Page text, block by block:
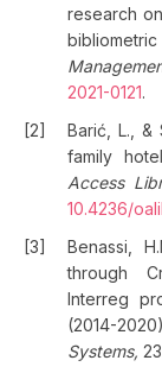
research
2021-0121.
Barić, L., &
family
Access
10.4236/
Benassi,
through
Interreg
(2014-
Systems,